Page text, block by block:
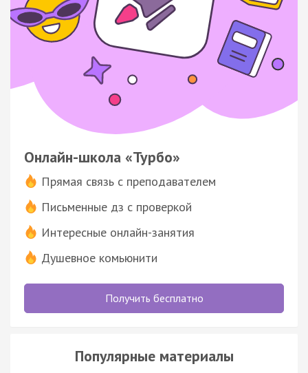
Онлайн-школа «Турбо»
Прямая связь с преподавателем
Письменные дз с проверкой
Интересные онлайн-занятия
Душевное комьюнити
Получить бесплатно
Популярные материалы